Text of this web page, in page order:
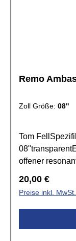
Remo
Zoll Größe: 08"
Tom
offener
mittellaute
Fusion, Blues,
Musikfür Live
Regulärer
20,00 €
Preise inkl.